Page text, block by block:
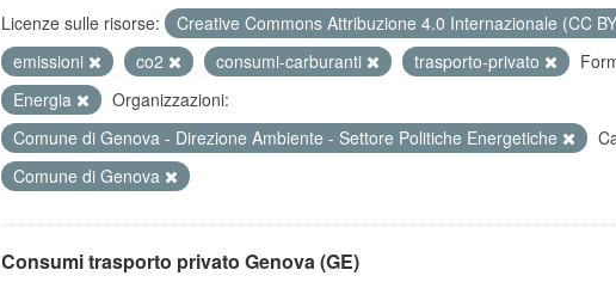
Licenze sulle risorse: Creative Commons Attribuzione 4.0 Internazionale (CC
emissioni
co2 consumi-carburanti trasporto-privato
Energia
Organizzazioni:
Comune di Genova - Direzione Ambiente - Settore Politiche Energetiche
Comune di Genova
Consumi trasporto privato Genova (GE)